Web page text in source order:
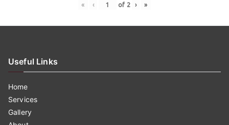
« ‹ of 2 › »
Useful Links
Home
Services
Gallery